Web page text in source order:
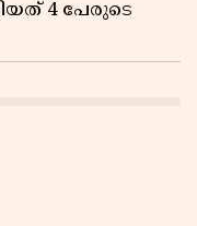
4 പേരുടെ